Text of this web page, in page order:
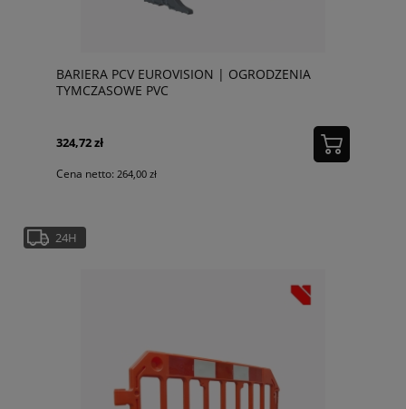
BARIERA PCV EUROVISION | OGRODZENIA
TYMCZASOWE PVC
324,72 zł
Cena netto: 264,00 zł
24H